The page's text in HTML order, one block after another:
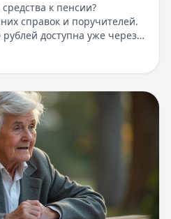
к пенсии?
справок и поручителей.
доступна уже через
заявки. Для новых
предложение -
до 30 дней. Простое
выгодные условия
по займу принимается
заявления о назначении